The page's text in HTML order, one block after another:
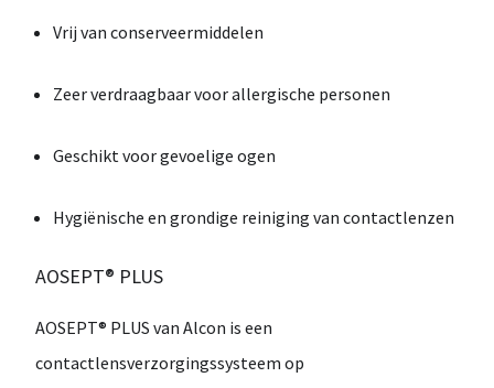
Vrij van conserveermiddelen
Zeer verdraagbaar voor allergische personen
Geschikt voor gevoelige ogen
Hygiënische en grondige reiniging van contactlenzen
AOSEPT® PLUS
AOSEPT® PLUS van Alcon is een
contactlensverzorgingssysteem op